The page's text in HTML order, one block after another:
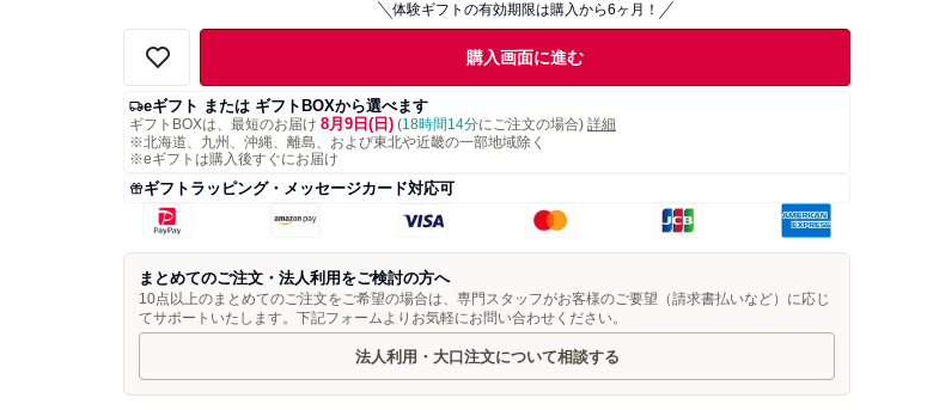
体験ギフトの有効期限は購入から6ヶ月！
購入画面に進む
eギフト または ギフトBOXから選べます
ギフトBOXは、最短のお届け 8月9日(日) (18時間14分にご注文の場合) 詳細
※北海道、九州、沖縄、離島、および東北や近畿の一部地域除く
※eギフトは購入後すぐにお届け
ギフトラッピング・メッセージカード対応可
まとめてのご注文・法人利用をご検討の方へ
10点以上のまとめてのご注文をご希望の場合は、専門スタッフがお客様のご要望（請求書払いなど）に応じ
てサポートいたします。下記フォームよりお気軽にお問い合わせください。
法人利用・大口注文について相談する